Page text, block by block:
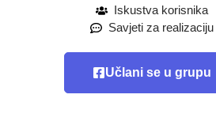
Iskustva korisnika
Savjeti za realizaciju
Učlani se u grupu